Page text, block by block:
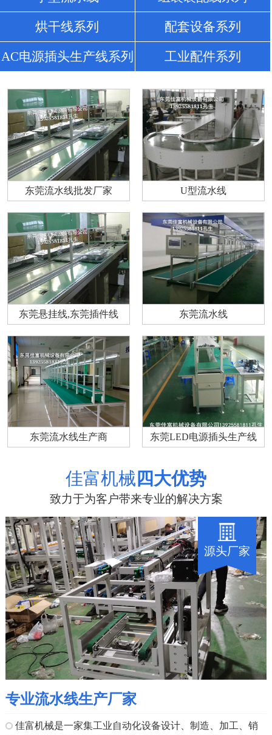
烘干线系列 配套设备系列
AC电源插头生产线系列 工业配件系列
东莞流水线批发厂家 U型流水线
东莞悬挂线,东莞插件线 东莞流水线
东莞流水线生产商 东莞LED电源插头生产线
佳富机械 四大优势
致力于为客户带来专业的解决方案
源头厂家
专业流水线生产厂家
佳富机械是一家集工业自动化设备设计、制造、加工、销